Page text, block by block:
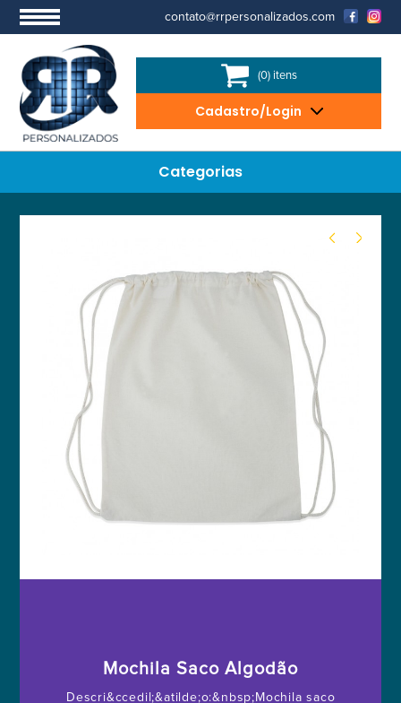
contato@rrpersonalizados.com
(0) itens
Cadastro/Login
Categorias
Mochila Saco Algodão
Descri&ccedil;&atilde;o:&nbsp;Mochila saco